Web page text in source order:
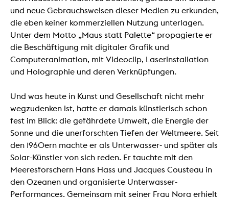
und neue Gebrauchsweisen dieser Medien zu erkunden,
die eben keiner kommerziellen Nutzung unterlagen.
Unter dem Motto „Maus statt Palette“ propagierte er
die Beschäftigung mit digitaler Grafik und
Computeranimation, mit Videoclip, Laserinstallation
und Holographie und deren Verknüpfungen.
Und was heute in Kunst und Gesellschaft nicht mehr
wegzudenken ist, hatte er damals künstlerisch schon
fest im Blick: die gefährdete Umwelt, die Energie der
Sonne und die unerforschten Tiefen der Weltmeere. Seit
den 1960ern machte er als Unterwasser- und später als
Solar-Künstler von sich reden. Er tauchte mit den
Meeresforschern Hans Hass und Jacques Cousteau in
den Ozeanen und organisierte Unterwasser-
Performances. Gemeinsam mit seiner Frau Nora erhielt